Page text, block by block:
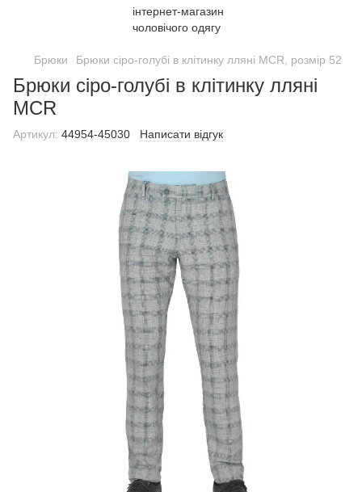
Брюки Брюки сіро-голубі в клітинку лляні MCR, розмір 52
Брюки сіро-голубі в клітинку лляні
MCR
Артикул: 44954-45030 Написати відгук